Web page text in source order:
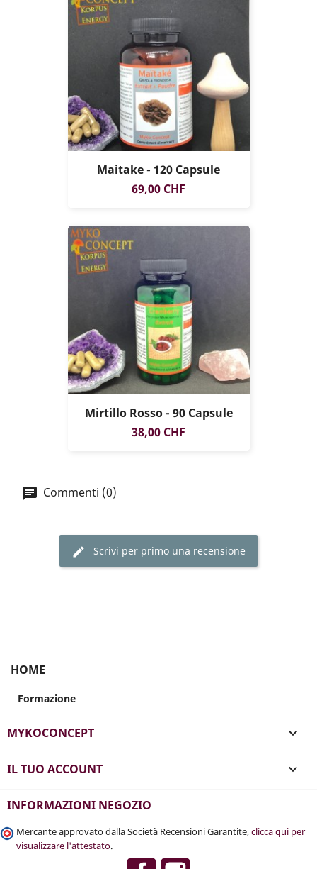
Maitake - 120 Capsule
Prezzo
69,00 CHF
Mirtillo Rosso - 90 Capsule
Prezzo
38,00 CHF
Commenti (0)
Scrivi per primo una recensione
HOME
Formazione
MYKOCONCEPT 
IL TUO ACCOUNT 
INFORMAZIONI NEGOZIO
Mercante approvato dalla Società Recensioni Garantite,clicca qui per
visualizzare l'attestato.
Facebook